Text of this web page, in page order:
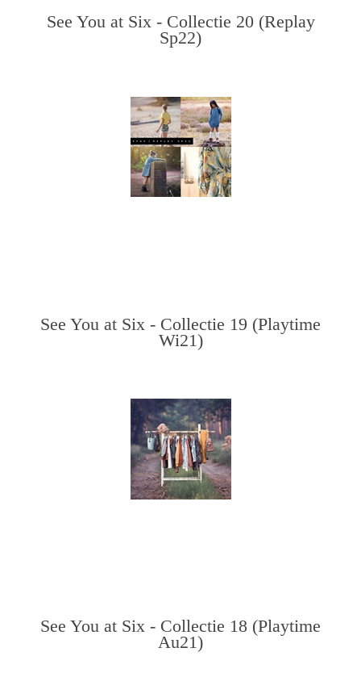
See You at Six - Collectie 20 (Replay
Sp22)
See You at Six - Collectie 19 (Playtime
Wi21)
See You at Six - Collectie 18 (Playtime
Au21)